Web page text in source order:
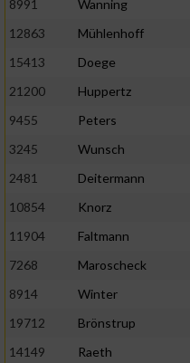
8991
Wanning
12863
Mühlenhoff
15413
Doege
21200
Huppertz
9455
Peters
3245
Wunsch
2481
Deitermann
10854
Knorz
11904
Faltmann
7268
Maroscheck
8914
Winter
19712
Brönstrup
14149
Raeth
Wir nutzen Ihre Daten für folgende
Speichern von oder
auf einem Endgerät
von Werbeanzeigen
Werbung
personalisierter Werbung
von Inhalten
personalisierter Inhalte